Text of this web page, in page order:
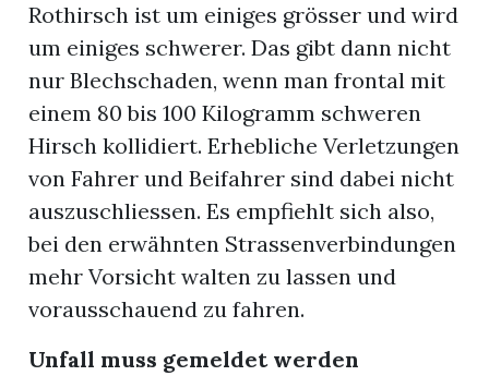
Rothirsch ist um einiges grösser und wird
um einiges schwerer. Das gibt dann nicht
nur Blechschaden, wenn man frontal mit
einem 80 bis 100 Kilogramm schweren
Hirsch kollidiert. Erhebliche Verletzungen
von Fahrer und Beifahrer sind dabei nicht
auszuschliessen. Es empfiehlt sich also,
bei den erwähnten Strassenverbindungen
mehr Vorsicht walten zu lassen und
vorausschauend zu fahren.
Unfall muss gemeldet werden